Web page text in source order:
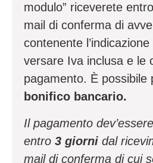
modulo” riceverete
mail di conferma di
contenente
versare Iva inclusa e le
pagamento. È possibile
bonifico bancario.
Il pagamento
entro 3 giorni dal
mail di conferma di cui